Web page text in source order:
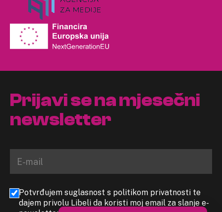
Prijavi se na mjesečni
newsletter
Potvrđujem suglasnost s politikom privatnosti te
dajem privolu Libeli da koristi moj email za slanje e-